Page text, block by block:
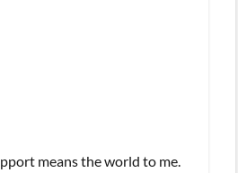
means the world to me.